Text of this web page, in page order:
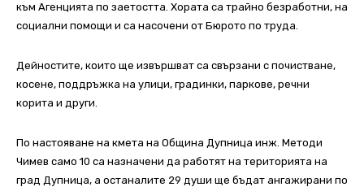
към Агенцията по заетостта. Хората са трайно безработни, на
социални помощи и са насочени от Бюрото по труда.
Дейностите, които ще извършват са свързани с почистване,
косене, поддръжка на улици, градинки, паркове, речни
корита и други.
По настояване на кмета на Община Дупница инж. Методи
Чимев само 10 са назначени да работят на територията на
град Дупница, а останалите 29 души ще бъдат ангажирани по